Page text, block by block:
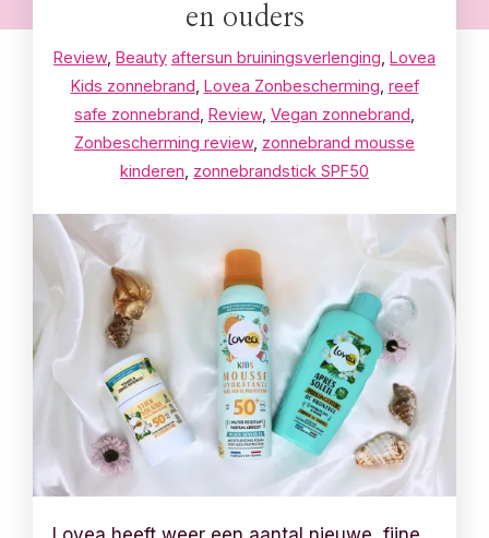
en ouders
Review, Beauty aftersun bruiningsverlenging Lovea
Kids zonnebrand Lovea Zonbescherming reef
safe zonnebrand Review, Vegan zonnebrand
Zonbescherming review, zonnebrand mousse
kinderen zonnebrandstick SPF50